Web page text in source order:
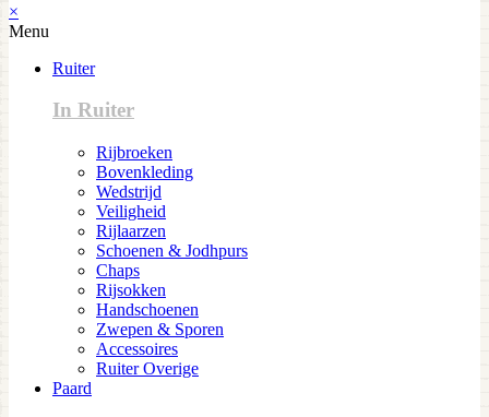
×
Menu
Ruiter
In Ruiter
Rijbroeken
Bovenkleding
Wedstrijd
Veiligheid
Rijlaarzen
Schoenen & Jodhpurs
Chaps
Rijsokken
Handschoenen
Zwepen & Sporen
Accessoires
Ruiter Overige
Paard